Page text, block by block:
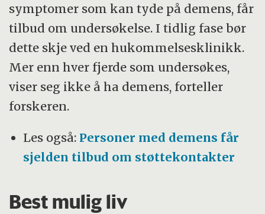
symptomer som kan tyde på demens, får
tilbud om undersøkelse. I tidlig fase bør
dette skje ved en hukommelsesklinikk.
Mer enn hver fjerde som undersøkes,
viser seg ikke å ha demens, forteller
forskeren.
Les også: Personer med demens får
sjelden tilbud om støttekontakter
Best mulig liv